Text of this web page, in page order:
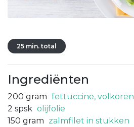
25 min. total
Ingrediënten
200 gram fettuccine, volkoren
2 spsk olijfolie
150 gram zalmfilet in stukken